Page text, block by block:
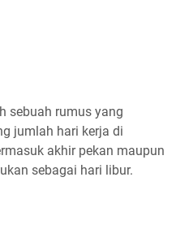
sebuah rumus yang
jumlah hari kerja di
akhir pekan maupun
sebagai hari libur.